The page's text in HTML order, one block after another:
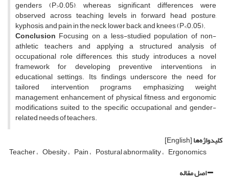
genders (P>0.05), whereas significant differences were
observed across teaching levels in forward head posture,
kyphosis, and pain in the neck, lower back, and knees (P<0.05).
Conclusion Focusing on a less-studied population of non-
athletic teachers and applying a structured analysis of
occupational role differences, this study introduces a novel
framework for developing preventive interventions in
educational settings. Its findings underscore the need for
tailored intervention programs emphasizing weight
management, enhancement of physical fitness, and ergonomic
modifications suited to the specific occupational and gender-
related needs of teachers.
کلیدواژه‌ها[English]
Teacher Obesity Pain Postural abnormality Ergonomics
اصل مقاله